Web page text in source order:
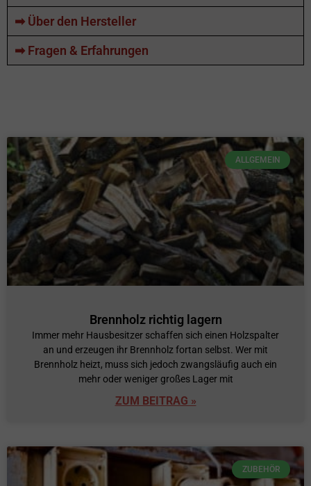
➡ Über den Hersteller
➡ Fragen & Erfahrungen
ALLGEMEIN
Brennholz richtig lagern
Immer mehr Hausbesitzer schaffen sich einen Holzspalter
an und erzeugen ihr Brennholz fortan selbst. Wer mit
Brennholz heizt, muss sich jedoch zwangsläufig auch ein
mehr oder weniger großes Lager mit
ZUM BEITRAG »
ZUBEHÖR